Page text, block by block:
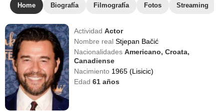
Home Biografía Filmografía Fotos Streaming
ActividadActor
Nombre realStjepan Bačić
NacionalidadesAmericano, Croata,
Canadiense
Nacimiento 1965 (Lisicic)
Edad61 años